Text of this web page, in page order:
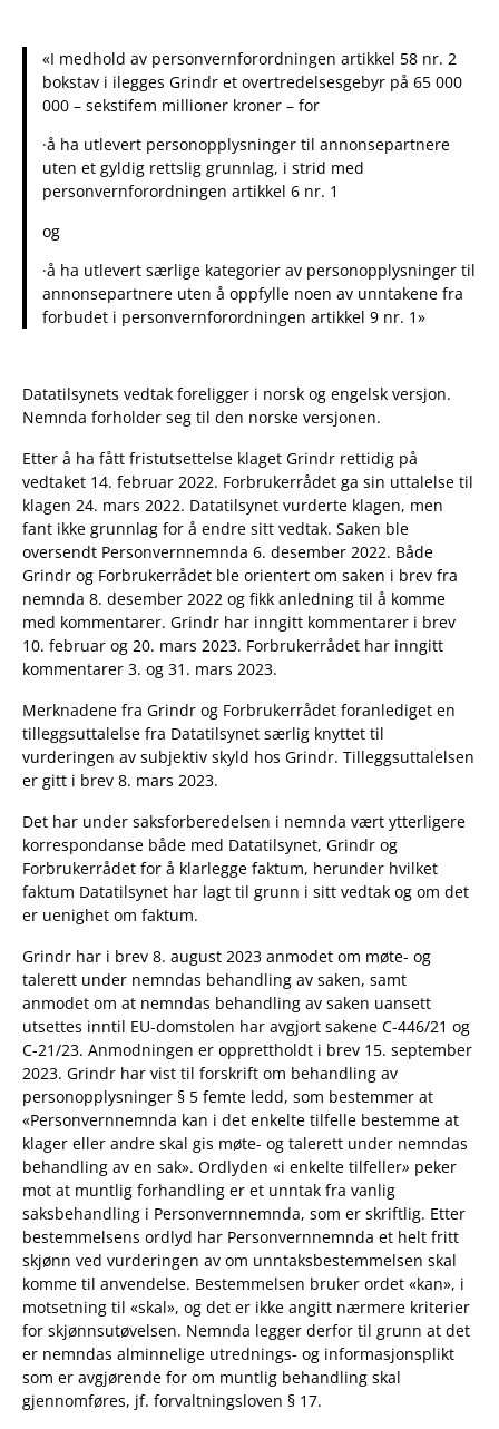
«I medhold av personvernforordningen artikkel 58 nr. 2
bokstav i ilegges Grindr et overtredelsesgebyr på 65 000
000 – sekstifem millioner kroner – for
·å ha utlevert personopplysninger til annonsepartnere
uten et gyldig rettslig grunnlag, i strid med
personvernforordningen artikkel 6 nr. 1
og
·å ha utlevert særlige kategorier av personopplysninger til
annonsepartnere uten å oppfylle noen av unntakene fra
forbudet i personvernforordningen artikkel 9 nr. 1»
Datatilsynets vedtak foreligger i norsk og engelsk versjon.
Nemnda forholder seg til den norske versjonen.
Etter å ha fått fristutsettelse klaget Grindr rettidig på
vedtaket 14. februar 2022. Forbrukerrådet ga sin uttalelse til
klagen 24. mars 2022. Datatilsynet vurderte klagen, men
fant ikke grunnlag for å endre sitt vedtak. Saken ble
oversendt Personvernnemnda 6. desember 2022. Både
Grindr og Forbrukerrådet ble orientert om saken i brev fra
nemnda 8. desember 2022 og fikk anledning til å komme
med kommentarer. Grindr har inngitt kommentarer i brev
10. februar og 20. mars 2023. Forbrukerrådet har inngitt
kommentarer 3. og 31. mars 2023.
Merknadene fra Grindr og Forbrukerrådet foranlediget en
tilleggsuttalelse fra Datatilsynet særlig knyttet til
vurderingen av subjektiv skyld hos Grindr. Tilleggsuttalelsen
er gitt i brev 8. mars 2023.
Det har under saksforberedelsen i nemnda vært ytterligere
korrespondanse både med Datatilsynet, Grindr og
Forbrukerrådet for å klarlegge faktum, herunder hvilket
faktum Datatilsynet har lagt til grunn i sitt vedtak og om det
er uenighet om faktum.
Grindr har i brev 8. august 2023 anmodet om møte- og
talerett under nemndas behandling av saken, samt
anmodet om at nemndas behandling av saken uansett
utsettes inntil EU-domstolen har avgjort sakene C-446/21 og
C-21/23. Anmodningen er opprettholdt i brev 15. september
2023. Grindr har vist til forskrift om behandling av
personopplysninger § 5 femte ledd, som bestemmer at
«Personvernnemnda kan i det enkelte tilfelle bestemme at
klager eller andre skal gis møte- og talerett under nemndas
behandling av en sak». Ordlyden «i enkelte tilfeller» peker
mot at muntlig forhandling er et unntak fra vanlig
saksbehandling i Personvernnemnda, som er skriftlig. Etter
bestemmelsens ordlyd har Personvernnemnda et helt fritt
skjønn ved vurderingen av om unntaksbestemmelsen skal
komme til anvendelse. Bestemmelsen bruker ordet «kan», i
motsetning til «skal», og det er ikke angitt nærmere kriterier
for skjønnsutøvelsen. Nemnda legger derfor til grunn at det
er nemndas alminnelige utrednings- og informasjonsplikt
som er avgjørende for om muntlig behandling skal
gjennomføres, jf. forvaltningsloven § 17.